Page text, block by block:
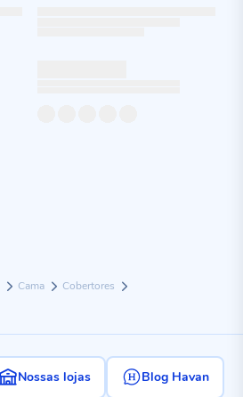
Cama Cobertores
Nossas lojas Blog Havan